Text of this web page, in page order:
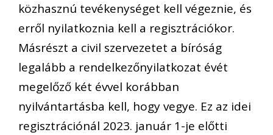
közhasznú tevékenységet kell végeznie, és
erről nyilatkoznia kell a regisztrációkor.
Másrészt a civil szervezetet a bíróság
legalább a rendelkezőnyilatkozat évét
megelőző két évvel korábban
nyilvántartásba kell, hogy vegye. Ez az idei
regisztrációnál 2023. január 1-je előtti